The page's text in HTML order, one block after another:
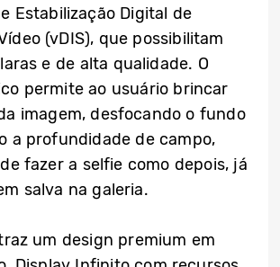
Estabilização Digital de
(vDIS), que possibilitam
e de alta qualidade. O
permite ao usuário brincar
imagem, desfocando o fundo
a profundidade de campo,
fazer a selfie como depois, já
salva na galeria.
um design premium em